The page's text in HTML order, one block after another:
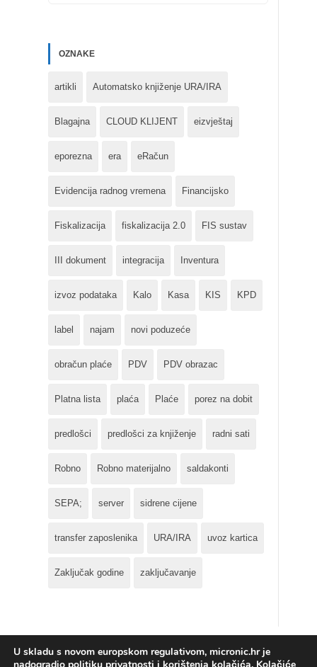
OZNAKE
artikli Automatsko knjiženje URA/IRA
Blagajna CLOUD KLIJENT eizvještaj
eporezna era eRačun
Evidencija radnog vremena Financijsko
Fiskalizacija fiskalizacija 2.0 FIS sustav
III dokument integracija Inventura
izvoz podataka Kalo Kasa KIS KPD
label najam novi poduzeće
obračun plaće PDV PDV obrazac
Platna lista plaća Plaće porez na dobit
predlošci predlošci za knjiženje radni sati
Robno Robno materijalno saldakonti
SEPA; server sidrene cijene
transfer zaposlenika URA/IRA uvoz kartica
Zaključak godine zaključavanje
U skladu s novom europskom regulativom, micronic.hr je